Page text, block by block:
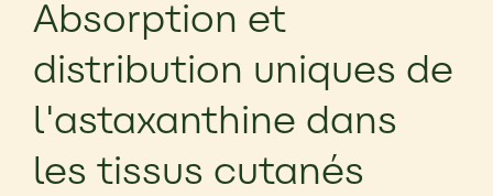
Absorption et
distribution uniques de
l'astaxanthine dans
les tissus cutanés